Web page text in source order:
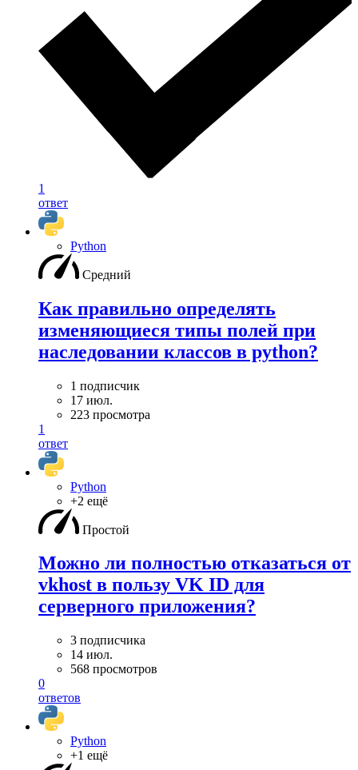
1
ответ
Python
Средний
Как правильно определять
изменяющиеся типы полей при
наследовании классов в python?
1 подписчик
17 июл.
223 просмотра
1
ответ
Python
+2 ещё
Простой
Можно ли полностью отказаться от
vkhost в пользу VK ID для
серверного приложения?
3 подписчика
14 июл.
568 просмотров
0
ответов
Python
+1 ещё